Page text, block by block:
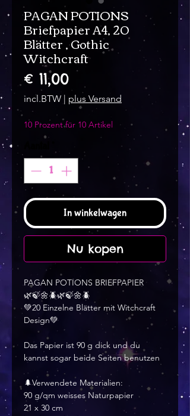
PAGAN POTIONS
Briefpapier A4, 20
Blätter , Gothic
Witchcraft
€ 11,00Prijs
incl.BTW | plus Versand
10 Prozent für 10 Artikel
In winkelwagen
Nu kopen
PAGAN POTIONS BRIEFPAPIER
🌿🍃🌼🪲🌿🍃🌼🪲
💚20 Einzelne Blätter mit Witchcraft
Design💚
Das Papier ist 90 g dick und du
kannst sogar beide Seiten benutzen
🌲Verwendete Materialien:
90 g/qm weisses Naturpapier
21 x 30 cm